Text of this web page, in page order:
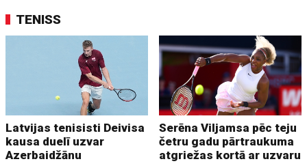
TENISS
Latvijas tenisisti Deivisa
kausa duelī uzvar
Azerbaidžānu
Serēna Viljamsa pēc teju
četru gadu pārtraukuma
atgriežas kortā ar uzvaru